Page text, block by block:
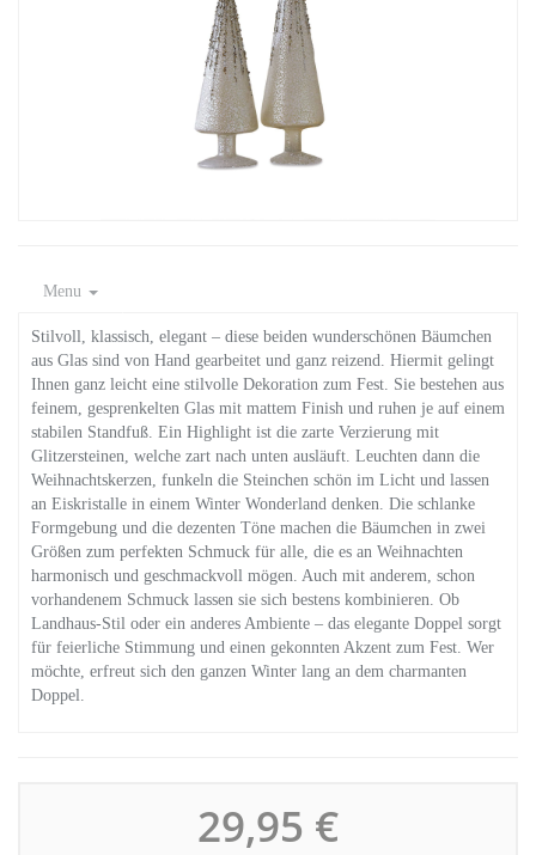
Menu
Stilvoll, klassisch, elegant – diese beiden wunderschönen Bäumchen
aus Glas sind von Hand gearbeitet und ganz reizend. Hiermit gelingt
Ihnen ganz leicht eine stilvolle Dekoration zum Fest. Sie bestehen aus
feinem, gesprenkelten Glas mit mattem Finish und ruhen je auf einem
stabilen Standfuß. Ein Highlight ist die zarte Verzierung mit
Glitzersteinen, welche zart nach unten ausläuft. Leuchten dann die
Weihnachtskerzen, funkeln die Steinchen schön im Licht und lassen
an Eiskristalle in einem Winter Wonderland denken. Die schlanke
Formgebung und die dezenten Töne machen die Bäumchen in zwei
Größen zum perfekten Schmuck für alle, die es an Weihnachten
harmonisch und geschmackvoll mögen. Auch mit anderem, schon
vorhandenem Schmuck lassen sie sich bestens kombinieren. Ob
Landhaus-Stil oder ein anderes Ambiente – das elegante Doppel sorgt
für feierliche Stimmung und einen gekonnten Akzent zum Fest. Wer
möchte, erfreut sich den ganzen Winter lang an dem charmanten
Doppel.
29,95 €